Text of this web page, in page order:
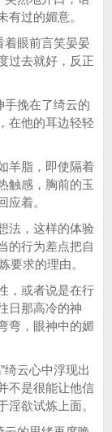
过的媚意。
眼前言笑晏晏
过去就好，反正
挽在了绮云的
在他的耳边轻轻
脂，即使隔着
触感，胸前的玉
应着。
，这样的体验
的行为差点把自
要求的理由。
或者说是在行
日那高冷的神
弯，眼神中的媚
云心中浮现出
不是很能让他信
淫欲试炼上面。